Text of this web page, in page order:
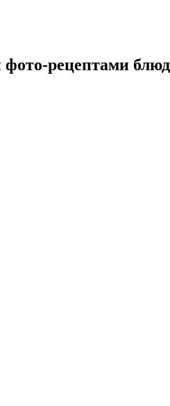
рецептами блюд